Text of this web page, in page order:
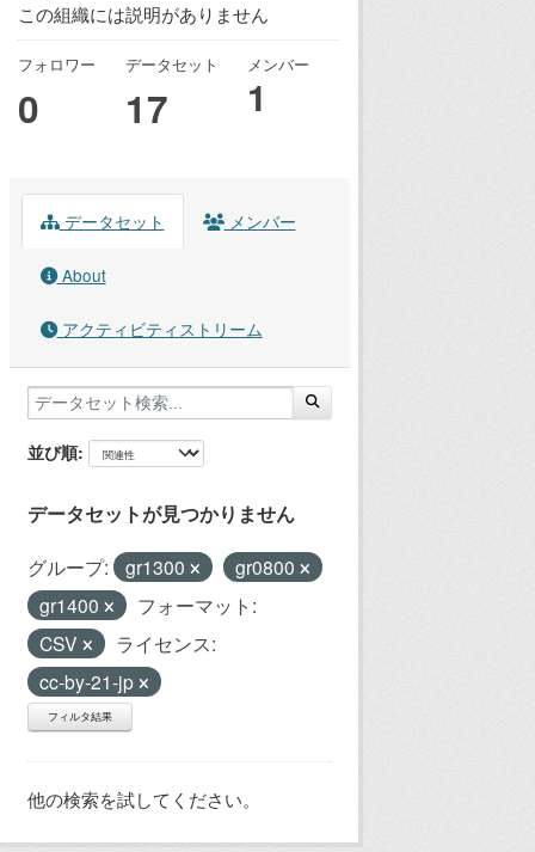
この組織には説明がありません
フォロワー
0
データセット
17
メンバー
1
データセット メンバー
About
アクティビティストリーム
並び順
データセットが見つかりません
グループ: gr1300
gr0800
gr1400
フォーマット:
CSV
ライセンス:
cc-by-21-jp
フィルタ結果
他の検索を試してください。